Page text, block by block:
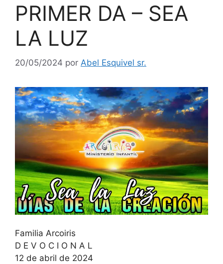
PRIMER DA – SEA
LA LUZ
20/05/2024 por Abel Esquivel sr.
Familia Arcoiris
D E V O C I O N A L
12 de abril de 2024